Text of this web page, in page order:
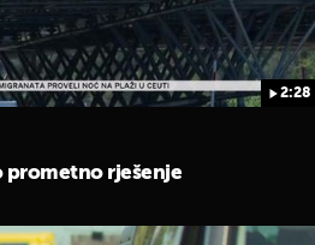
2:28
prometno rješenje